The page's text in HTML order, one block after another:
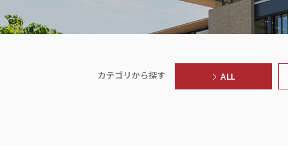
カテゴリから探す ALL